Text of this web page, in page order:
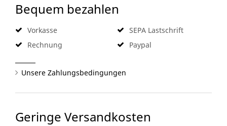
Bequem bezahlen
Vorkasse
Rechnung
SEPA Lastschrift
Paypal
Unsere Zahlungsbedingungen
Geringe Versandkosten